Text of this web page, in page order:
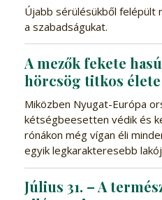
Újabb sérülésükből felépült
a szabadságukat.
A mezők fekete
hörcsög titkos élete
Miközben Nyugat-Európa
kétségbeesetten védik és
rónákon még vígan éli
egyik legkarakteresebb
Július 31. – A